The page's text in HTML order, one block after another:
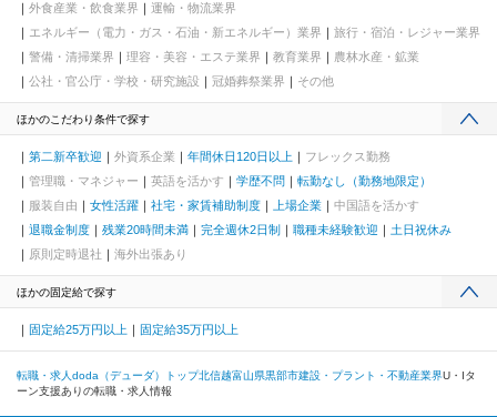
外食産業・飲食業界
運輸・物流業界
エネルギー（電力・ガス・石油・新エネルギー）業界
旅行・宿泊・レジャー業界
警備・清掃業界
理容・美容・エステ業界 教育業界
農林水産・鉱業
公社・官公庁・学校・研究施設
冠婚葬祭業界 その他
ほかのこだわり条件で探す
第二新卒歓迎 外資系企業 年間休日120日以上
フレックス勤務
管理職・マネジャー
英語を活かす 学歴不問
転勤なし（勤務地限定）
服装自由
女性活躍 社宅・家賃補助制度 上場企業
中国語を活かす
退職金制度
残業20時間未満 完全週休2日制 職種未経験歓迎
土日祝休み
原則定時退社
海外出張あり
ほかの固定給で探す
固定給25万円以上 固定給35万円以上
転職・求人doda（デューダ）トップ北信越富山県黒部市建設・プラント・不動産業界U・Iタ
ーン支援ありの転職・求人情報